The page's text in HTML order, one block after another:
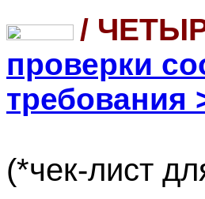
/
проверки
требования
(*чек-лист